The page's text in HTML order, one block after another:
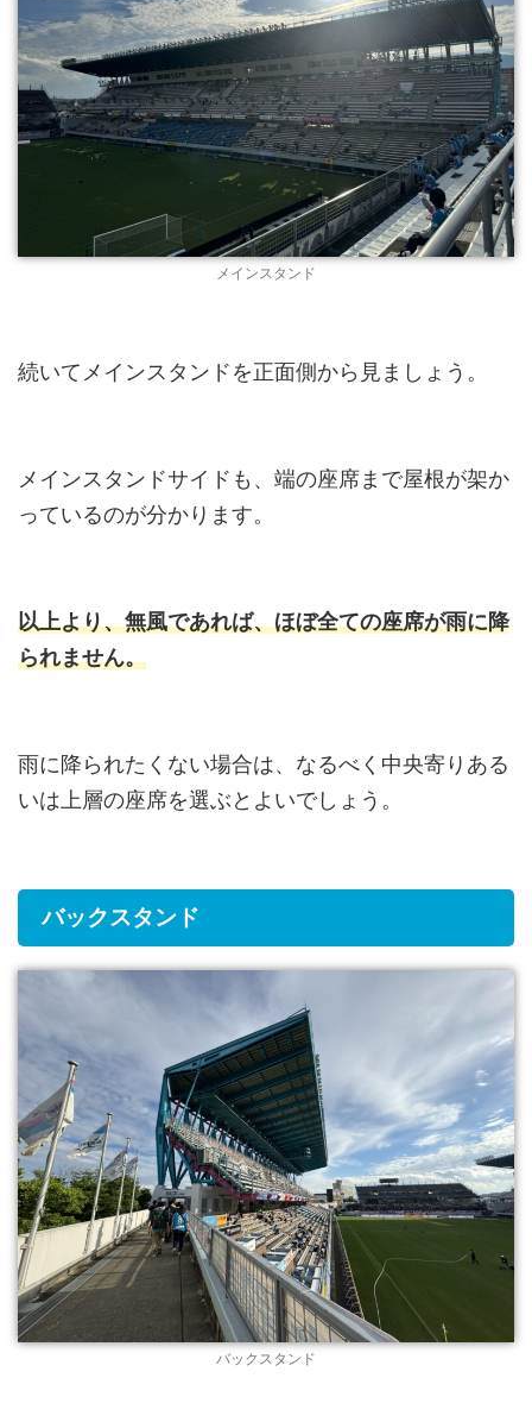
メインスタンド
続いてメインスタンドを正面側から見ましょう。
メインスタンドサイドも、端の座席まで屋根が架か
っているのが分かります。
以上より、無風であれば、ほぼ全ての座席が雨に降
られません。
雨に降られたくない場合は、なるべく中央寄りある
いは上層の座席を選ぶとよいでしょう。
バックスタンド
バックスタンド